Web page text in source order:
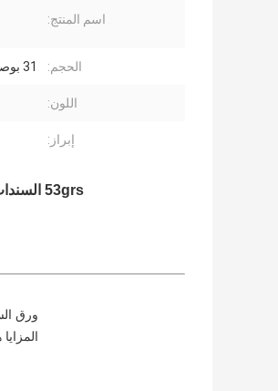
اسم المنتج:
الحجم: 31 بوصة ، 35 بوصة ، 43 بوصة ، 47 بوصة
اللون:
إبراز:
53grs السندات P
ورق
المزايا